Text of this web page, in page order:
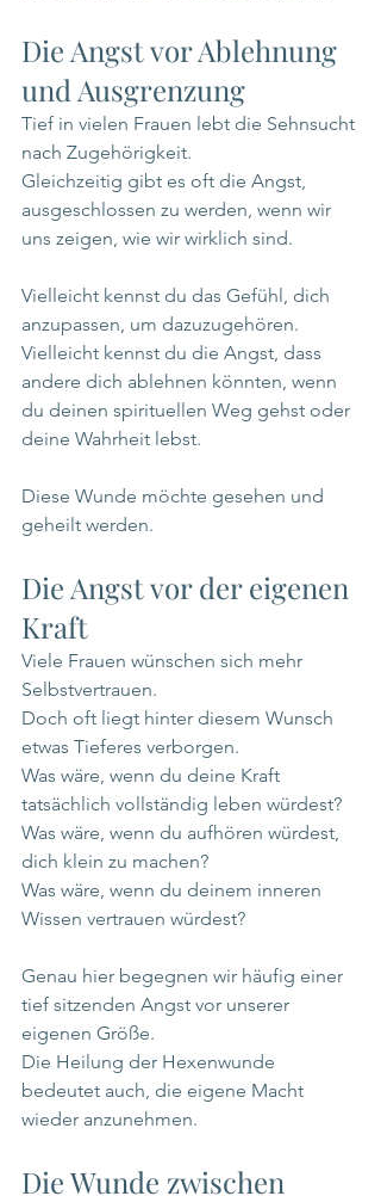
Die Angst vor Ablehnung
und Ausgrenzung
Tief in vielen Frauen lebt die Sehnsucht
nach Zugehörigkeit.
Gleichzeitig gibt es oft die Angst,
ausgeschlossen zu werden, wenn wir
uns zeigen, wie wir wirklich sind.
Vielleicht kennst du das Gefühl, dich
anzupassen, um dazuzugehören.
Vielleicht kennst du die Angst, dass
andere dich ablehnen könnten, wenn
du deinen spirituellen Weg gehst oder
deine Wahrheit lebst.
Diese Wunde möchte gesehen und
geheilt werden.
Die Angst vor der eigenen
Kraft
Viele Frauen wünschen sich mehr
Selbstvertrauen.
Doch oft liegt hinter diesem Wunsch
etwas Tieferes verborgen.
Was wäre, wenn du deine Kraft
tatsächlich vollständig leben würdest?
Was wäre, wenn du aufhören würdest,
dich klein zu machen?
Was wäre, wenn du deinem inneren
Wissen vertrauen würdest?
Genau hier begegnen wir häufig einer
tief sitzenden Angst vor unserer
eigenen Größe.
Die Heilung der Hexenwunde
bedeutet auch, die eigene Macht
wieder anzunehmen.
Die Wunde zwischen